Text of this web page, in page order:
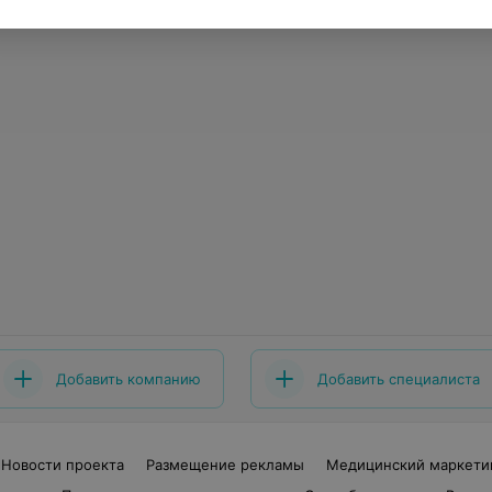
Добавить компанию Добавить специалиста
Новости проекта Размещение рекламы
Медицинский